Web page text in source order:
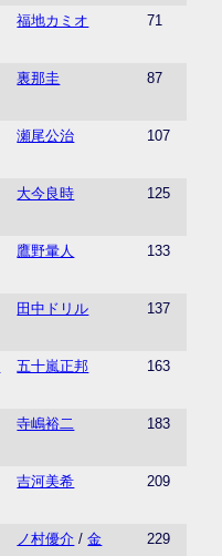
福地カミオ 71
裏那圭 87
瀬尾公治 107
大今良時 125
鷹野暈人 133
田中ドリル 137
五十嵐正邦 163
寺嶋裕二 183
吉河美希 209
ノ村優介 /金
229